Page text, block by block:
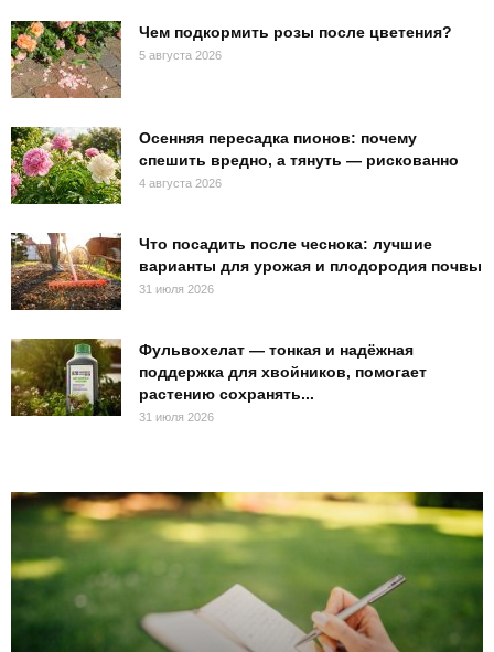
Чем подкормить розы после цветения?
5 августа 2026
Осенняя пересадка пионов: почему
спешить вредно, а тянуть — рискованно
4 августа 2026
Что посадить после чеснока: лучшие
варианты для урожая и плодородия почвы
31 июля 2026
Фульвохелат — тонкая и надёжная
поддержка для хвойников, помогает
растению сохранять...
31 июля 2026